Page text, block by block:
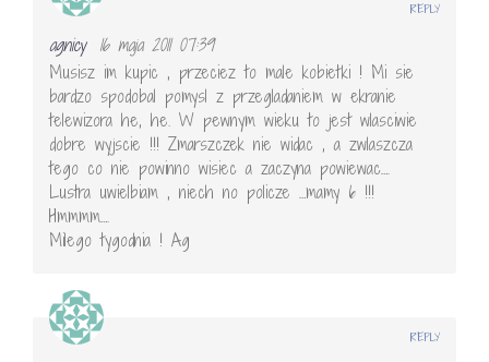
agnicy
16 maja 2011 07:39
Musisz im kupic , przeciez to male kobietki ! Mi sie
bardzo spodobal pomysl z przegladaniem w ekranie
telewizora he, he. W pewnym wieku to jest wlasciwie
dobre wyjscie !!! Zmarszczek nie widac , a zwlaszcza
tego co nie powinno wisiec a zaczyna powiewac….
Lustra uwielbiam , niech no policze …mamy 6 !!!
Hmmmm….
Milego tygodnia ! Ag
REPLY
REPLY